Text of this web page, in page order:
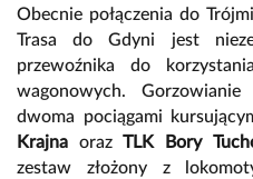
Obecnie połączenia do
Trasa do Gdyni jest
przewoźnika do
wagonowych.
dwoma pociągami
Krajna orazTLK Bory
zestaw złożony z